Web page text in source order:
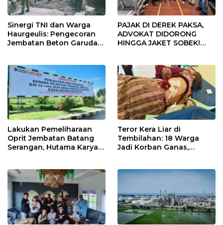
Sinergi TNI dan Warga
Haurgeulis: Pengecoran
Jembatan Beton Garuda
PAJAK DI DEREK PAKSA,
ADVOKAT DIDORONG
HINGGA JAKET SOBEK!
Pekanbaru!
Lakukan Pemeliharaan
Oprit Jembatan Batang
Serangan, Hutama Karya
Teror Kera Liar di
Tembilahan: 18 Warga
Jadi Korban Ganas,